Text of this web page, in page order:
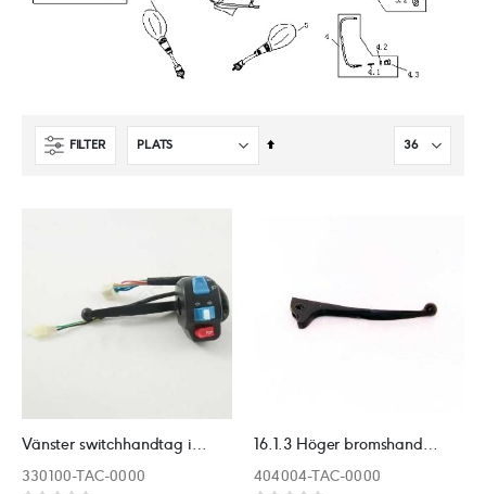
FILTER
Sätt
Vänster switchhandtag inkl bromshandtag
330100-TAC-0000
16.1.3 Höger bromshandtag UTGÅR
404004-TAC-0000